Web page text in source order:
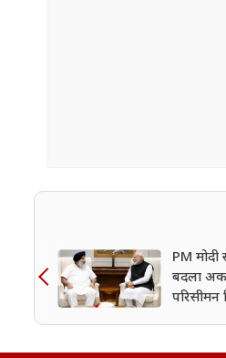
PM
बदला